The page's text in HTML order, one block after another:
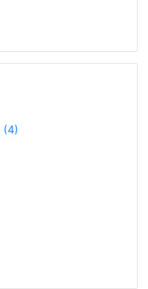
(4)